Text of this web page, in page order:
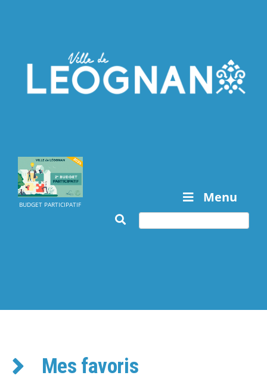
BUDGET PARTICIPATIF Menu
Mes favoris